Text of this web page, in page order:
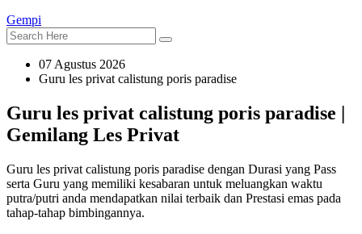
Gempi
07 Agustus 2026
Guru les privat calistung poris paradise
Guru les privat calistung poris paradise |
Gemilang Les Privat
Guru les privat calistung poris paradise dengan Durasi yang Pass
serta Guru yang memiliki kesabaran untuk meluangkan waktu
putra/putri anda mendapatkan nilai terbaik dan Prestasi emas pada
tahap-tahap bimbingannya.